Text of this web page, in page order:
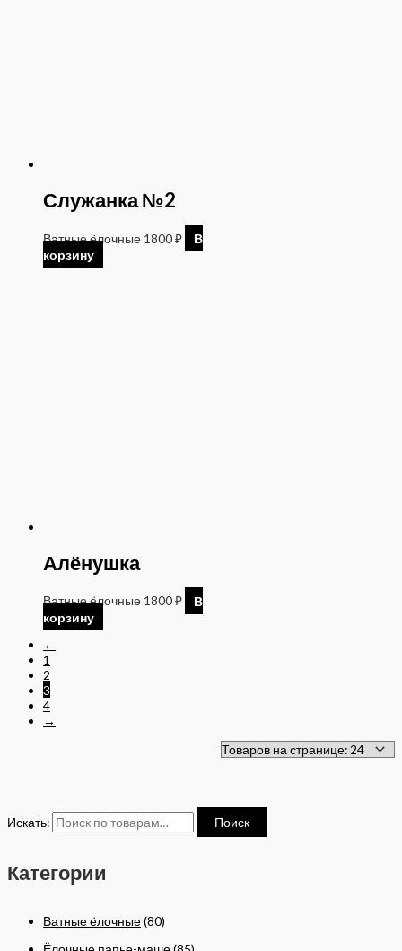
Искать: Поиск
Категории
Ватные ёлочные(80)
Служанка №2
Ватные ёлочные 1800₽
В
корзину
Алёнушка
Ватные ёлочные 1800₽
В
корзину
←
1
2
3
4
→